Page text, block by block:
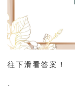
往下滑看答案！
·